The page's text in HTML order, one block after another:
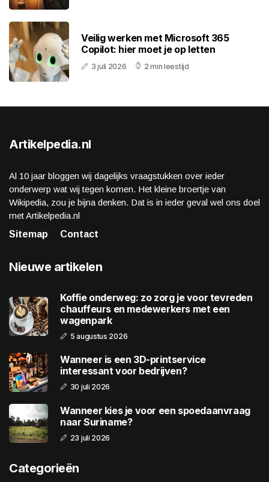
Veilig werken met Microsoft 365
Copilot: hier moet je op letten
3 juli 2026 2 min leestijd
Artikelpedia.nl
Al 10 jaar bloggen wij dagelijks vraagstukken over ieder
onderwerp wat wij tegen komen. Het kleine broertje van
Wikipedia, zou je bijna denken. Dat is in ieder geval wel ons doel
met Artikelpedia.nl
Sitemap
Contact
Nieuwe artikelen
Koffie onderweg: zo zorg je voor tevreden
chauffeurs en medewerkers met een
wagenpark
5 augustus 2026
Wanneer is een 3D-printservice
interessant voor bedrijven?
30 juli 2026
Wanneer kies je voor een spoedaanvraag
naar Suriname?
23 juli 2026
Categorieën